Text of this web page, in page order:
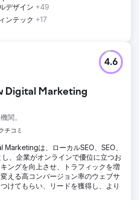
デザイン +49
ンテック +17
Digital Marketing
関。
チコミ
4.6
は、ローカルSEO、SEO、
、企業がオンラインで優位に立つお
ングを向上させ、トラフィックを増
える高コンバージョン率のウェブサ
けてもらい、リードを獲得し、より